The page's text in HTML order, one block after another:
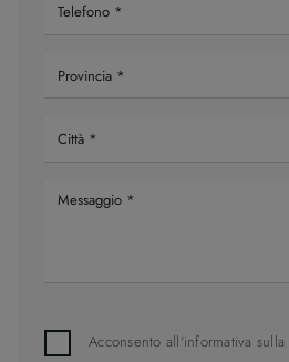
Acconsento all'informativa sulla